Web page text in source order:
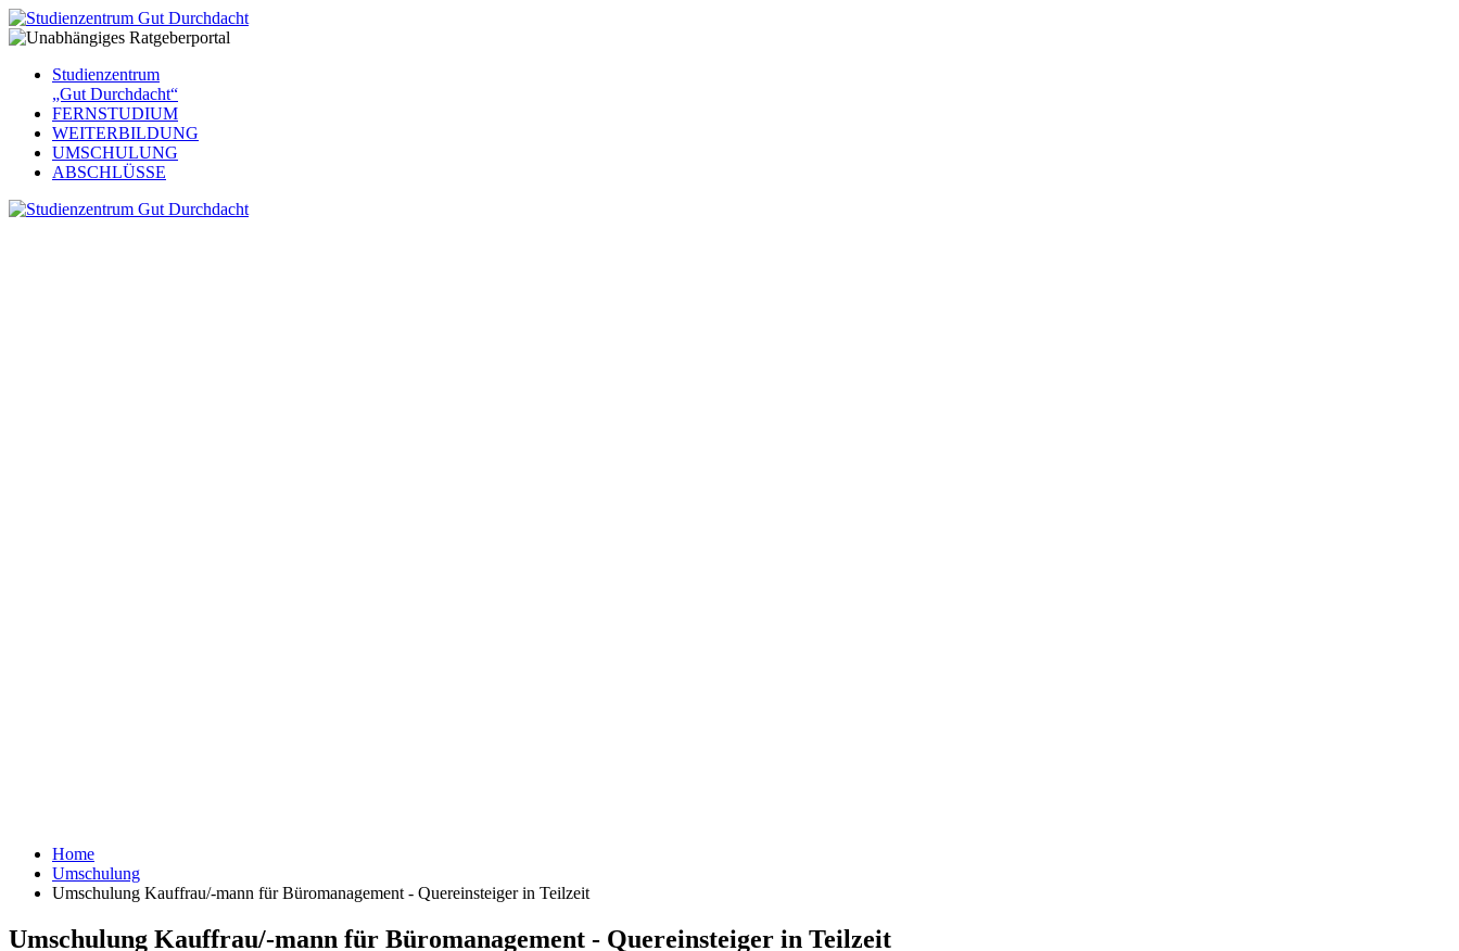
Studienzentrum
„Gut Durchdacht“
FERNSTUDIUM
WEITERBILDUNG
UMSCHULUNG
ABSCHLÜSSE
Home
Umschulung
Umschulung Kauffrau/-mann für Büromanagement - Quereinsteiger in Teilzeit
Umschulung Kauffrau/-mann für Büromanagement - Quereinsteiger in Teilzeit